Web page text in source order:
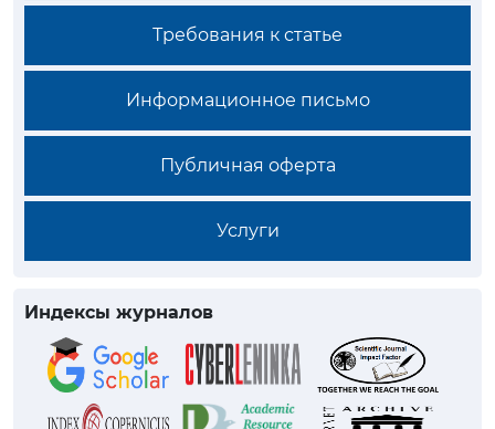
Требования к статье
Информационное письмо
Публичная оферта
Услуги
Индексы журналов